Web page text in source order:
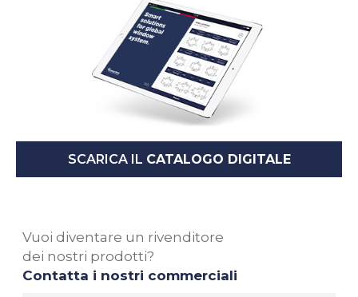
SCARICA IL CATALOGO DIGITALE
Vuoi diventare un rivenditore
dei nostri prodotti?
Contatta i nostri commerciali